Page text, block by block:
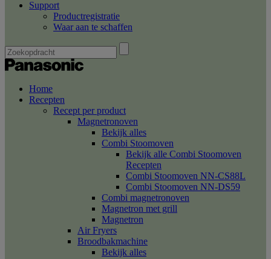
Support
Productregistratie
Waar aan te schaffen
Home
Recepten
Recept per product
Magnetronoven
Bekijk alles
Combi Stoomoven
Bekijk alle Combi Stoomoven
Recepten
Combi Stoomoven NN-CS88L
Combi Stoomoven NN-DS59
Combi magnetronoven
Magnetron met grill
Magnetron
Air Fryers
Broodbakmachine
Bekijk alles